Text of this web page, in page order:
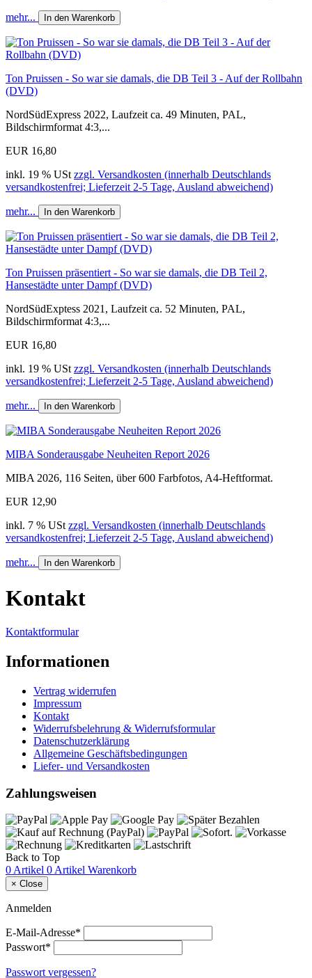
mehr... In den Warenkorb
Ton Pruissen - So war sie damals, die DB Teil 3 - Auf der Rollbahn
(DVD)
NordSüdExpress 2022, Laufzeit ca. 49 Minuten, PAL,
Bildschirmformat 4:3,...
EUR 16,80
inkl. 19 % USt zzgl. Versandkosten (innerhalb Deutschlands
versandkostenfrei; Lieferzeit 2-5 Tage, Ausland abweichend)
mehr... In den Warenkorb
Ton Pruissen präsentiert - So war sie damals, die DB Teil 2,
Hansestädte unter Dampf (DVD)
NordSüdExptess 2021, Laufzeit ca. 52 Minuten, PAL,
Bildschirmformat 4:3,...
EUR 16,80
inkl. 19 % USt zzgl. Versandkosten (innerhalb Deutschlands
versandkostenfrei; Lieferzeit 2-5 Tage, Ausland abweichend)
mehr... In den Warenkorb
MIBA Sonderausgabe Neuheiten Report 2026
MIBA 2026, 116 Seiten, über 600 Farbfotos, A4-Heftformat.
EUR 12,90
inkl. 7 % USt zzgl. Versandkosten (innerhalb Deutschlands
versandkostenfrei; Lieferzeit 2-5 Tage, Ausland abweichend)
mehr... In den Warenkorb
Kontakt
Kontaktformular
Informationen
Vertrag widerrufen
Impressum
Kontakt
Widerrufsbelehrung & Widerrufsformular
Datenschutzerklärung
Allgemeine Geschäftsbedingungen
Liefer- und Versandkosten
Zahlungsweisen
Back to Top
0 Artikel 0 Artikel Warenkorb
× Close
Anmelden
E-Mail-Adresse*
Passwort*
Passwort vergessen?